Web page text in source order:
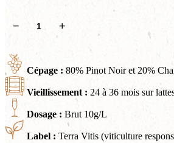
de− +
Cépage : 80% Pinot Noir et 20%
Vieillissement : 24 à 36 mois sur
Dosage : Brut 10g/L
Label : Terra Vitis (viticulture